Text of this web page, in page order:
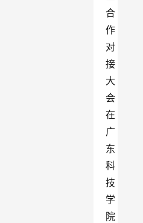
合
作
对
接
大
会
在
广
东
科
技
学
院